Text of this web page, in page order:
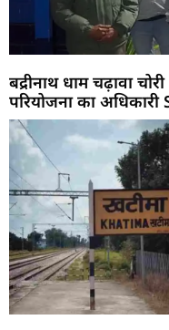
बद्रीनाथ धाम चढ़ावा
परियोजना का